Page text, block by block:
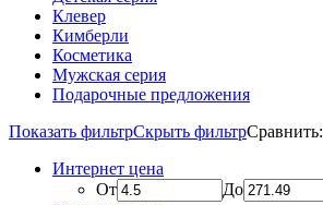
Клевер
Кимберли
Косметика
Мужская серия
Подарочные предложения
Показать фильтрСкрыть фильтрСравнить:
Интернет цена
От
До